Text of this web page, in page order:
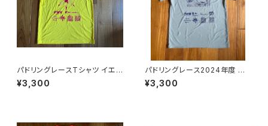
パドリングレースTシャツ イエ
ロー各種サイズ
¥3,300
パドリングレース2024年度 ラ
イトグレーのLサイズ
¥3,300